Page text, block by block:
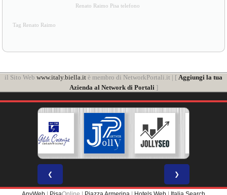
Renato Raimo Pisa telefono
Tag Renato Raimo
il Sito Web www.italy.biella.it è membro di NetworkPortali.it | [ Aggiungi la tua
Azienda al Network di Portali ]
❮ ❯